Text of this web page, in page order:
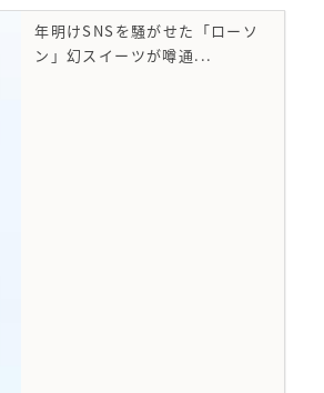
年明けSNSを騒がせた「ローソ
ン」幻スイーツが噂通...